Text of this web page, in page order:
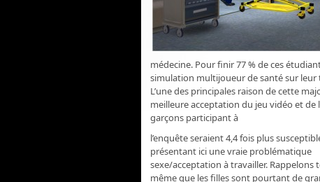
médecine. Pour finir 77 % de ces
simulation multijoueur de santé sur leur
L’une des principales raison de cette
meilleure acceptation du jeu vidéo et
garçons participant à
l’enquête seraient 4,4 fois plus
présentant ici une vraie problématique
sexe/acceptation à travailler. Rappelons
même que les filles sont pourtant de